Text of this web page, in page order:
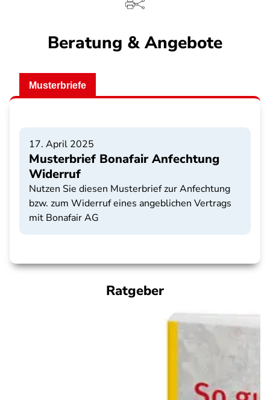
Beratung & Angebote
Musterbriefe
17. April 2025
Musterbrief Bonafair Anfechtung
Widerruf
Nutzen Sie diesen Musterbrief zur Anfechtung
bzw. zum Widerruf eines angeblichen Vertrags
mit Bonafair AG
Ratgeber